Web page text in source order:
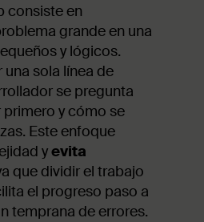
consiste en
grande en una
y lógicos.
sola línea de
se pregunta
y cómo se
Este enfoque
yevita
que dividir el trabajo
el progreso paso a
temprana de errores.